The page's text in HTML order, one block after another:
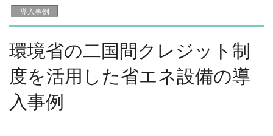
導入事例
環境省の二国間クレジット制
度を活用した省エネ設備の導
入事例